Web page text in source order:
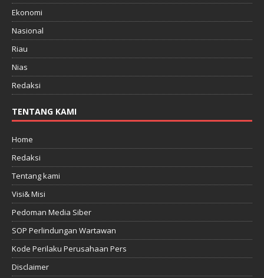
Ekonomi
Nasional
Riau
Nias
Redaksi
TENTANG KAMI
Home
Redaksi
Tentang kami
Visi& Misi
Pedoman Media Siber
SOP Perlindungan Wartawan
Kode Perilaku Perusahaan Pers
Disclaimer